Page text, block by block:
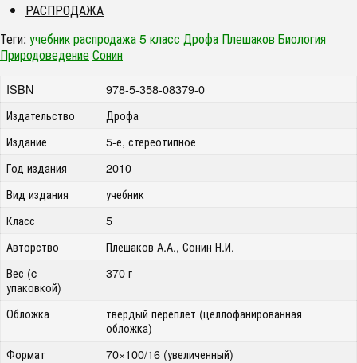
РАСПРОДАЖА
Теги: учебникраспродажа5 класс Дрофа Плешаков Биология
ПриродоведениеСонин
ISBN
978-5-358-08379-0
Издательство
Дрофа
Издание
5-е, стереотипное
Год издания
2010
Вид издания
учебник
Класс
5
Авторство
Плешаков А.А., Сонин Н.И.
Вес (c
упаковкой)
370 г
Обложка
твердый переплет (целлофанированная
обложка)
Формат
70×100/16 (увеличенный)